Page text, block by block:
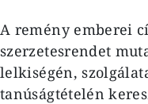
A remény emberei
szerzetesrendet
lelkiségén,
tanúságtételén